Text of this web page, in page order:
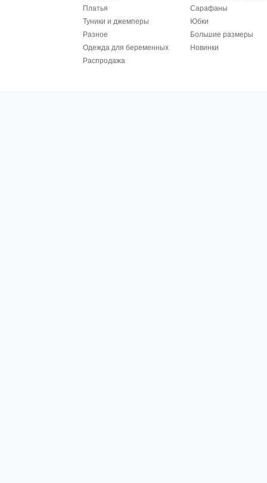
Платья
Сарафаны
Туники и джемперы
Юбки
Разное
Большие размеры
Одежда для беременных
Новинки
Распродажа